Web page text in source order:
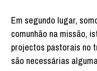
Em segundo lugar,
comunhão na missão,
projectos pastorais no
são necessárias